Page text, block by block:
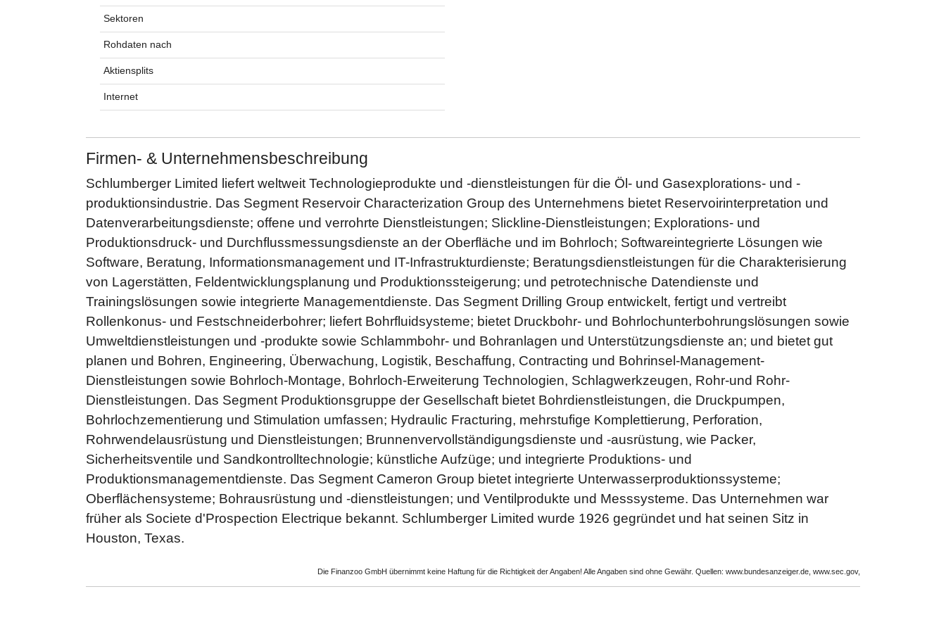
Sektoren
Rohdaten nach
Aktiensplits
Internet
Firmen- & Unternehmensbeschreibung
Schlumberger Limited liefert weltweit Technologieprodukte und -dienstleistungen für die Öl- und Gasexplorations- und -
produktionsindustrie. Das Segment Reservoir Characterization Group des Unternehmens bietet Reservoirinterpretation und
Datenverarbeitungsdienste; offene und verrohrte Dienstleistungen; Slickline-Dienstleistungen; Explorations- und
Produktionsdruck- und Durchflussmessungsdienste an der Oberfläche und im Bohrloch; Softwareintegrierte Lösungen wie
Software, Beratung, Informationsmanagement und IT-Infrastrukturdienste; Beratungsdienstleistungen für die Charakterisierung
von Lagerstätten, Feldentwicklungsplanung und Produktionssteigerung; und petrotechnische Datendienste und
Trainingslösungen sowie integrierte Managementdienste. Das Segment Drilling Group entwickelt, fertigt und vertreibt
Rollenkonus- und Festschneiderbohrer; liefert Bohrfluidsysteme; bietet Druckbohr- und Bohrlochunterbohrungslösungen sowie
Umweltdienstleistungen und -produkte sowie Schlammbohr- und Bohranlagen und Unterstützungsdienste an; und bietet gut
planen und Bohren, Engineering, Überwachung, Logistik, Beschaffung, Contracting und Bohrinsel-Management-
Dienstleistungen sowie Bohrloch-Montage, Bohrloch-Erweiterung Technologien, Schlagwerkzeugen, Rohr-und Rohr-
Dienstleistungen. Das Segment Produktionsgruppe der Gesellschaft bietet Bohrdienstleistungen, die Druckpumpen,
Bohrlochzementierung und Stimulation umfassen; Hydraulic Fracturing, mehrstufige Komplettierung, Perforation,
Rohrwendelausrüstung und Dienstleistungen; Brunnenvervollständigungsdienste und -ausrüstung, wie Packer,
Sicherheitsventile und Sandkontrolltechnologie; künstliche Aufzüge; und integrierte Produktions- und
Produktionsmanagementdienste. Das Segment Cameron Group bietet integrierte Unterwasserproduktionssysteme;
Oberflächensysteme; Bohrausrüstung und -dienstleistungen; und Ventilprodukte und Messsysteme. Das Unternehmen war
früher als Societe d'Prospection Electrique bekannt. Schlumberger Limited wurde 1926 gegründet und hat seinen Sitz in
Houston, Texas.
Die Finanzoo GmbH übernimmt keine Haftung für die Richtigkeit der Angaben! Alle Angaben sind ohne Gewähr. Quellen: www.bundesanzeiger.de, www.sec.gov,